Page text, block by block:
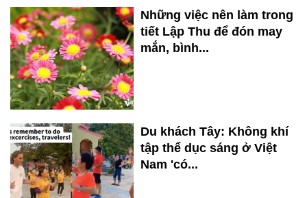
Những việc nên làm trong
tiết Lập Thu để đón may
mắn, bình...
Du khách Tây: Không khí
tập thể dục sáng ở Việt
Nam 'có...